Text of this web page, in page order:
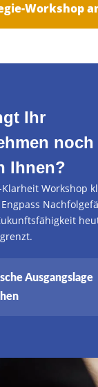
Workshop
Ihr
noch
Ihnen?
Workshop
Ausgangslage